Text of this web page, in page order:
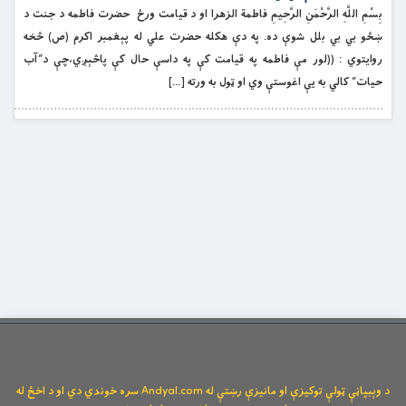
بِسْمِ اللَّهِ الرَّحْمَنِ الرَّحِيمِ فاطمة الزهرا او د قيامت ورځ حضرت فاطمه د جنت د
ښځو بي بي بلل شوې ده. په دې هكله حضرت علي له پېغمبر اكرم (ص) څخه
روايتوي : ((لور مې فاطمه په قيامت کې په داسې حال كې پاڅېږي،چې د”آب
حيات” كالي به يې اغوستې وي او ټول به ورته […]
د وېبپاڼې ټولې توکیزې او مانیزې رښتې له Andyal.com سره خوندي دي او د اخځ له